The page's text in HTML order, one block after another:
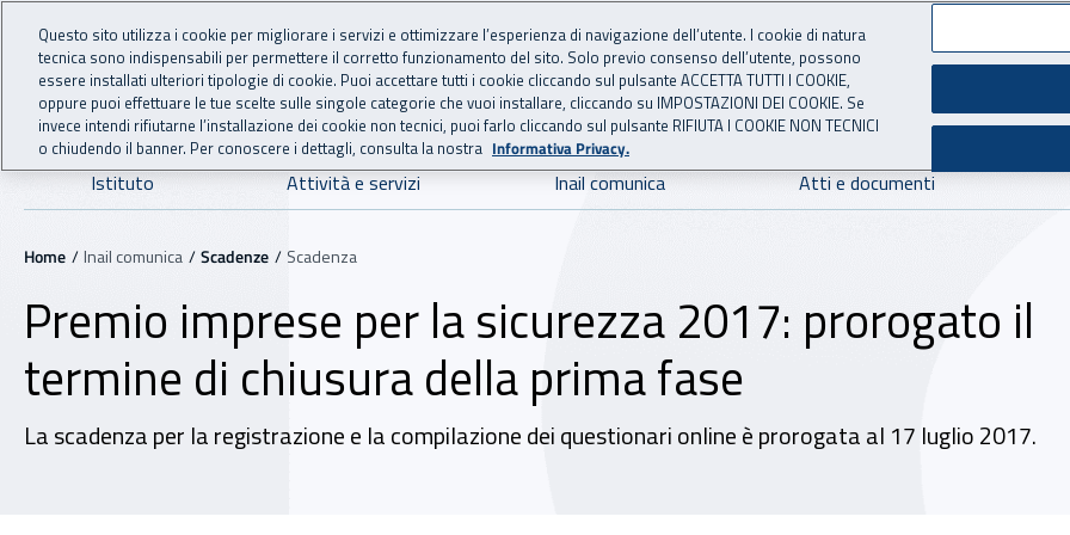
Vai al menu principale
Vai al contenuto principale
INAIL - Istituto Nazionale per l'Assicurazione
Navigazione principale
Istituto Attività e servizi Inail comunica Atti e documenti
Navigazione - Ti trovi in:
Home Inail comunica Scadenze Scadenza
Premio imprese per la sicurezza 2017: prorogato il
termine di chiusura della prima fase
La scadenza per la registrazione e la compilazione dei questionari online è prorogata al 17 luglio 2017.
Questo sito utilizza i cookie per migliorare i servizi e ottimizzare l’esperienza di navigazione dell’utente. I cookie di natura
tecnica sono indispensabili per permettere il corretto funzionamento del sito. Solo previo consenso dell’utente, possono
essere installati ulteriori tipologie di cookie. Puoi accettare tutti i cookie cliccando sul pulsante ACCETTA TUTTI I COOKIE,
oppure puoi effettuare le tue scelte sulle singole categorie che vuoi installare, cliccando su IMPOSTAZIONI DEI COOKIE. Se
invece intendi rifiutarne l’installazione dei cookie non tecnici, puoi farlo cliccando sul pulsante RIFIUTA I COOKIE NON TECNICI
o chiudendo il banner. Per conoscere i dettagli, consulta la nostra Informativa Privacy.